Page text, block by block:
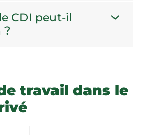
CDI peut-il
?
travail dans le